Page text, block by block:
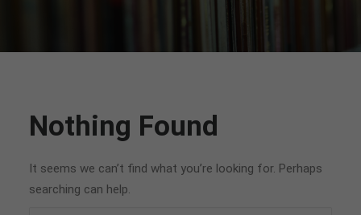
Nothing Found
It seems we can’t find what you’re looking for. Perhaps
searching can help.